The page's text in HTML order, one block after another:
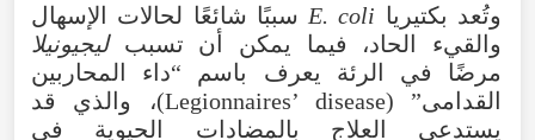
وتُعد بكتيريا E. coli سببًا شائعًا لحالات الإسهال
والقيء الحاد، فيما يمكن أن تسببليجيونيلا
مرضًا في الرئة يعرف باسم “داء المحاربين
القدامى” (Legionnaires’ disease)، والذي قد
يستدعي العلاج بالمضادات الحيوية في